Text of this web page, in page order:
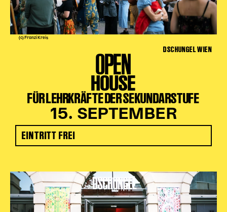
(c) Franzi Kreis
DSCHUNGEL WIEN
OPEN
HOUSE
FÜR LEHRKRÄFTE DER SEKUNDARSTUFE
15. SEPTEMBER
EINTRITT FREI